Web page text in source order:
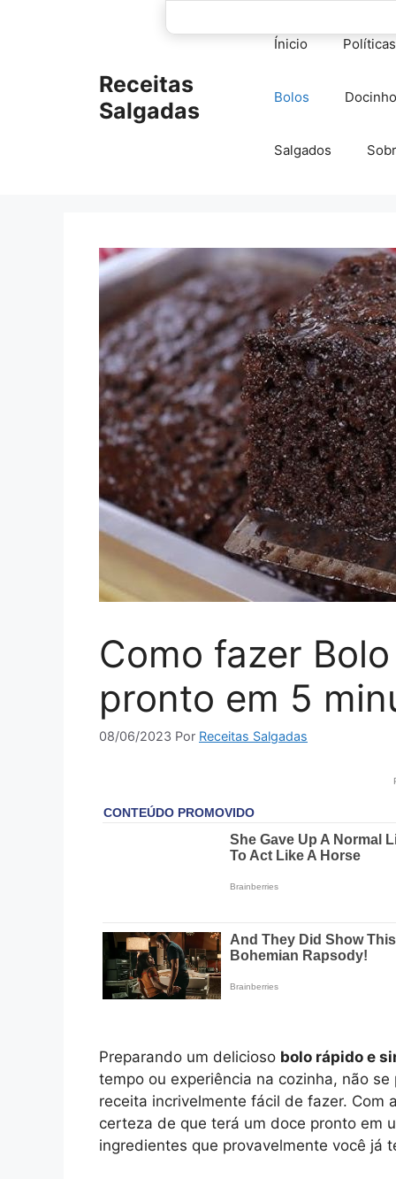
Receitas
Salgadas
Ínicio
Bolos
Salgados
Como fazer
pronto em 5
08/06/2023 Por Receitas Salgadas
Preparando um delicioso bolo rápido e
tempo ou experiência na cozinha, não
receita incrivelmente fácil de fazer. Com
certeza de que terá um doce pronto em
ingredientes que provavelmente você já